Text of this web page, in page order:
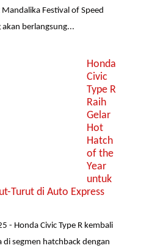
Festival of Speed
berlangsung...
Honda
Civic
Type R
Raih
Gelar
Hot
Hatch
of the
Year
untuk
Turut di Auto Express
- Honda Civic Type R kembali
segmen hatchback dengan